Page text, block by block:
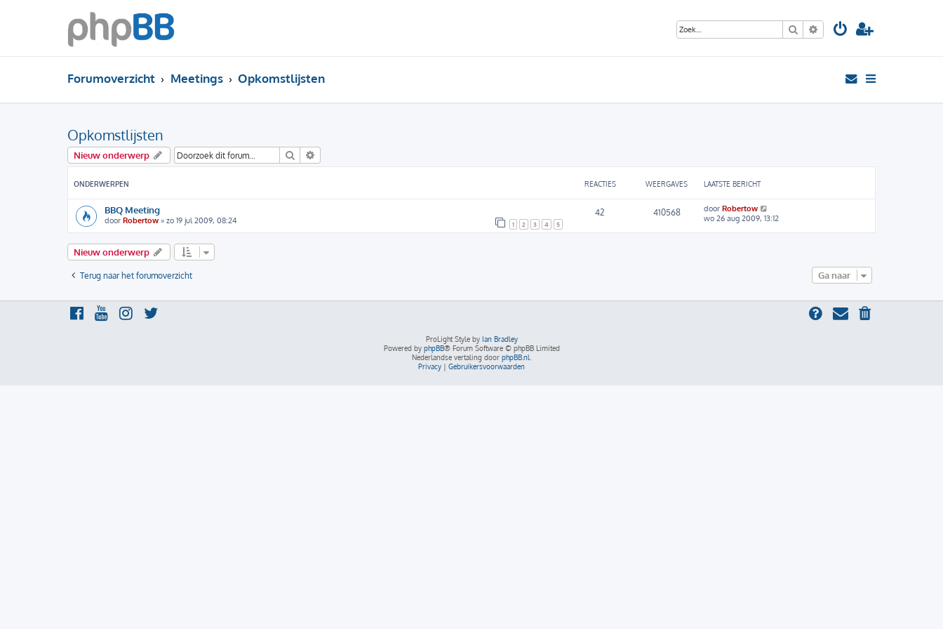
Zoek Uitgebreid zoeken
Forumoverzicht Meetings Opkomstlijsten
Opkomstlijsten
Nieuw onderwerp Zoek
ONDERWERPEN REACTIES WEERGAVES LAATSTE BERICHT
BBQ Meeting
door Robertow » zo 19 jul 2009, 08:24 1 2 3 4 5
42 410568 door Robertow
wo 26 aug 2009, 13:12
Nieuw onderwerp
Terug naar het forumoverzicht Ga naar
ProLight Style by Ian Bradley
Powered by phpBB® Forum Software © phpBB Limited
Nederlandse vertaling door phpBB.nl
Privacy | Gebruikersvoorwaarden